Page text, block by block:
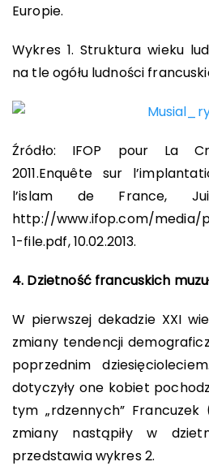
Europie.
Wykres 1. Struktura wieku
na tle ogółu ludności
Źródło: IFOP pour La
2011.Enquête sur
l’islam de France,
http://www.ifop.com/media/
1-file.pdf, 10.02.2013.
4. Dzietność francuskich
W pierwszej dekadzie XXI
zmiany tendencji
poprzednim
dotyczyły one kobiet
tym „rdzennych”
zmiany nastąpiły w
przedstawia wykres 2.